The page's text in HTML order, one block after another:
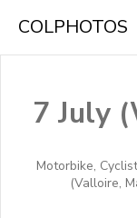
COLPHOTOS
7 July
Motorbike,
(Valloire,